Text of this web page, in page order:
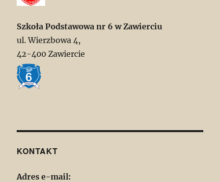
Szkoła Podstawowa nr 6 w Zawierciu
ul. Wierzbowa 4,
42-400 Zawiercie
KONTAKT
Adres e-mail: